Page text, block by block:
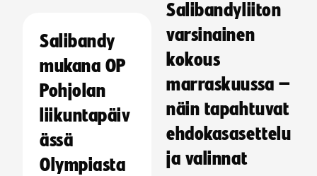
Salibandy
mukana OP
Pohjolan
liikuntapäiv
ässä
Olympiasta
Salibandyliiton
varsinainen
kokous
marraskuussa –
näin tapahtuvat
ehdokasasettelu
ja valinnat